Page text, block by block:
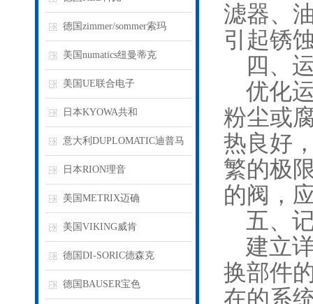
德国zimmer/sommer索玛
美国numatics纽曼蒂克
美国UE联合电子
日本KYOWA共和
意大利DUPLOMATIC迪普马
日本RION理音
美国METRIX迈确
美国VIKING威肯
德国DI-SORIC德森克
德国BAUSER宝色
滤器、
引起锈
四、
优化运
粉尘或
热良好
繁的极
的阀，
五、
建立详
换部件
在的系